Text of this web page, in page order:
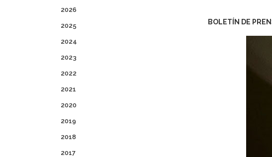
2026
2025
2024
2023
2022
2021
2020
2019
2018
2017
BOLETÍN DE